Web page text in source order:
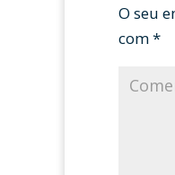
O seu
com*